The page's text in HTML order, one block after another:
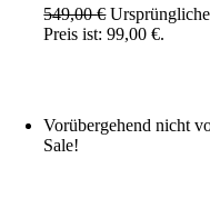
549,00€
Preis ist: 99,00 €.
Vorübergehend nicht
Sale!